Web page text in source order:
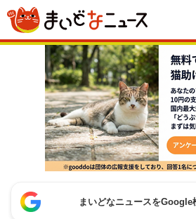
まいどなニュースをGoogle